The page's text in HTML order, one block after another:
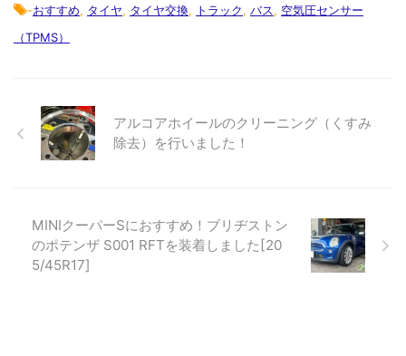
-おすすめ, タイヤ, タイヤ交換, トラック, バス, 空気圧センサー
（TPMS）
アルコアホイールのクリーニング（くすみ
除去）を行いました！
MINIクーパーSにおすすめ！ブリヂストン
のポテンザ S001 RFTを装着しました[20
5/45R17]